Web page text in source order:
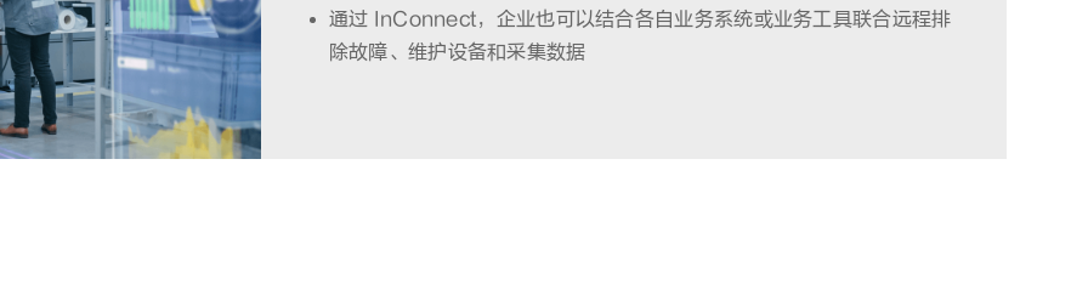
通过 InConnect，企业也可以结合各自业务系统或业务工具联合远程排
除故障、维护设备和采集数据